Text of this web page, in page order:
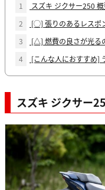
1
スズキ ジクサー250
2
[◯] 張りのあるレスポ
3
[△] 燃費の良さが光る
4
[こんな人におすすめ]
スズキ ジクサー